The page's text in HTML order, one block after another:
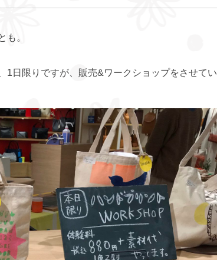
も。
1日限りですが、販売&ワークショップをさせてい